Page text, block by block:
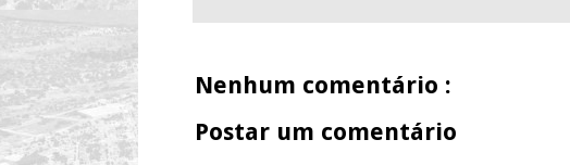
Nenhum comentário :
Postar um comentário